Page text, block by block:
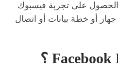
الحصول على تجربة فيسبوك
أو خطة بيانات أو اتصال